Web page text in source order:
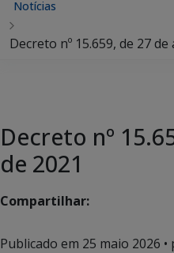
Notícias
Decreto nº 15.659, de 27 de
Decreto nº
de 2021
Compartilhar:
Publicado em 25 maio 2026